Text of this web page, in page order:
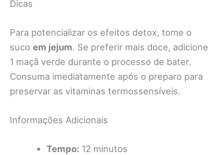
Dicas
Para potencializar os efeitos detox, tome o
suco em jejum. Se preferir mais doce, adicione
1 maçã verde durante o processo de bater.
Consuma imediatamente após o preparo para
preservar as vitaminas termossensíveis.
Informações Adicionais
Tempo: 12 minutos